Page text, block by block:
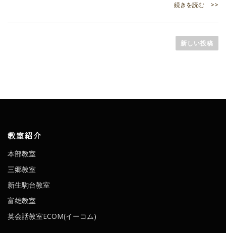
続きを読む >>
ゲ
シ
ョ
ン
新しい投稿
教室紹介
本部教室
三郷教室
新生駒台教室
富雄教室
英会話教室ECOM(イーコム)